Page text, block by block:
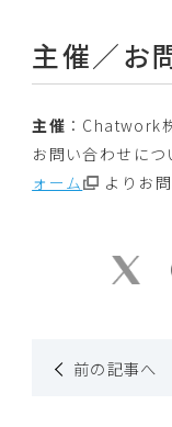
主催／お
主催 ：Chatwork
お問い合わせに
ォーム
よりお
前の記事へ